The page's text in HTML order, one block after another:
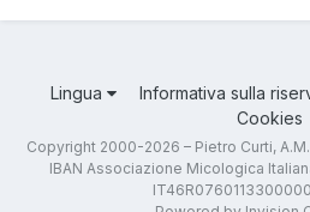
Lingua Informativa sulla
Cookies
Copyright 2000-2026 – Pietro Curti,
IBAN Associazione Micologica